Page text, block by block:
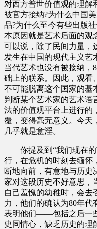
对西方普世价值观的理解
被官方接纳?为什么中国
品?为什么至今有些出版
本原因就是艺术后面的观
可以说，除了民间力量，
发生在中国的现代主义艺
当代艺术也没有被接纳，
础上的联系。因此，观看
不可能脱离这个国家的基
判断某个艺术家的艺术语
法的价值观平台上进行的
覆，变得毫无意义。今天
几乎就是意淫。
你提及到“我们现在的
行，在危机的时刻去缅怀
断地向前，有意地与历史
家对这段历史不好意思，
自己羞愧的幼稚时，会去
力，他们的确认为80年
表明他们——包括之后一
史同情心，缺乏历史的理